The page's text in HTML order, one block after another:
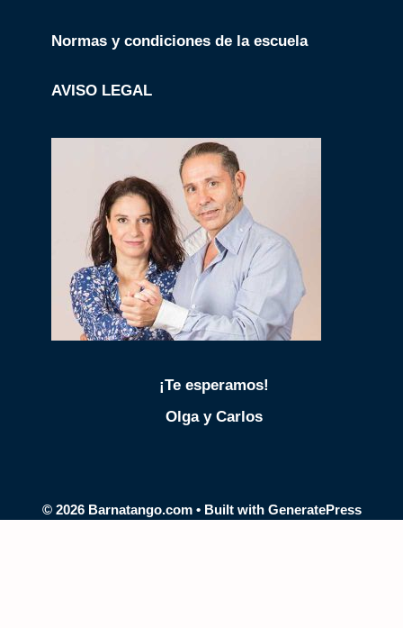
Normas y condiciones de la escuela
AVISO LEGAL
¡Te esperamos!
Olga y Carlos
© 2026 Barnatango.com• Built with GeneratePress